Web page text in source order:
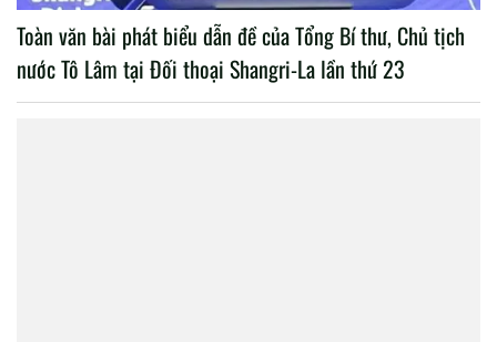
Toàn văn bài phát biểu dẫn đề của Tổng Bí thư, Chủ tịch
nước Tô Lâm tại Đối thoại Shangri-La lần thứ 23